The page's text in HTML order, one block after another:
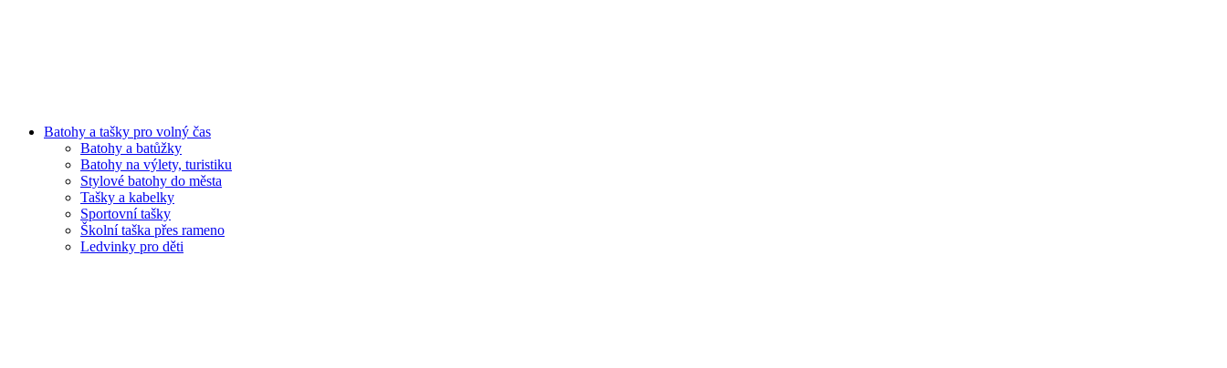
Batohy a tašky pro volný čas
Batohy a batůžky
Batohy na výlety, turistiku
Stylové batohy do města
Tašky a kabelky
Sportovní tašky
Školní taška přes rameno
Ledvinky pro děti